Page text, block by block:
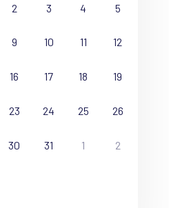
2 3 4 5
9 10 11 12
16 17 18 19
23 24 25 26
30 31 1 2